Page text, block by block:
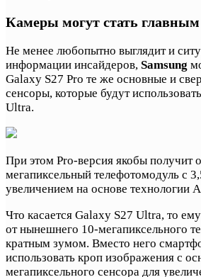
Камеры могут стать
Не менее любопытно выглядит и
информации инсайдеров, Samsung
Galaxy S27 Pro те же основные и
сенсоры, которые будут
Ultra.
При этом Pro-версия якобы получит
мегапиксельный телефотомодуль с
увеличением на основе технологии
Что касается Galaxy S27 Ultra, то
от нынешнего 10-мегапиксельного
кратным зумом. Вместо него
использовать кроп изображения с
мегапиксельного сенсора для